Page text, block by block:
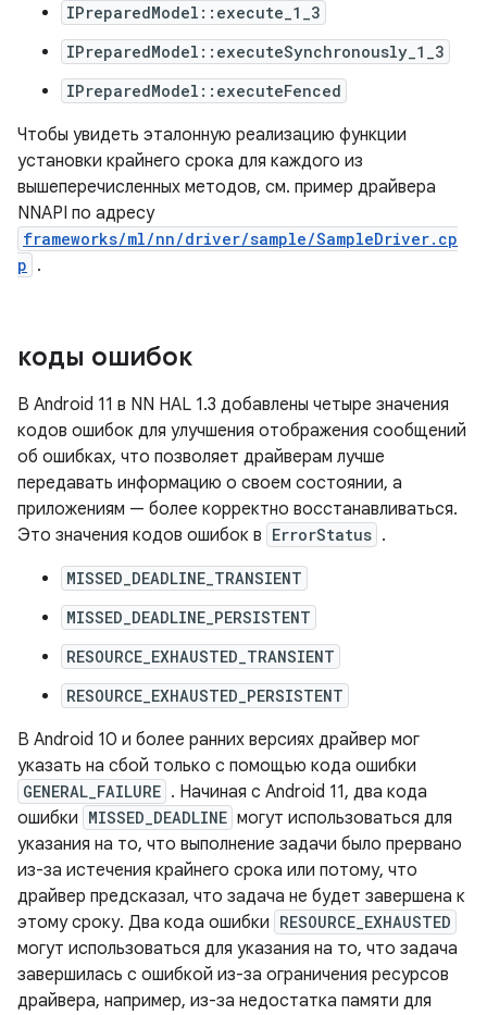
IPreparedModel::execute_1_3
IPreparedModel::executeSynchronously_1_3
IPreparedModel::executeFenced
Чтобы увидеть эталонную реализацию функции
установки крайнего срока для каждого из
вышеперечисленных методов, см. пример драйвера
NNAPI по адресу
frameworks/ml/nn/driver/sample/SampleDriver.cp
p .
коды ошибок
В Android 11 в NN HAL 1.3 добавлены четыре значения
кодов ошибок для улучшения отображения сообщений
об ошибках, что позволяет драйверам лучше
передавать информацию о своем состоянии, а
приложениям — более корректно восстанавливаться.
Это значения кодов ошибок в ErrorStatus .
MISSED_DEADLINE_TRANSIENT
MISSED_DEADLINE_PERSISTENT
RESOURCE_EXHAUSTED_TRANSIENT
RESOURCE_EXHAUSTED_PERSISTENT
В Android 10 и более ранних версиях драйвер мог
указать на сбой только с помощью кода ошибки
GENERAL_FAILURE . Начиная с Android 11, два кода
ошибки MISSED_DEADLINE могут использоваться для
указания на то, что выполнение задачи было прервано
из-за истечения крайнего срока или потому, что
драйвер предсказал, что задача не будет завершена к
этому сроку. Два кода ошибки RESOURCE_EXHAUSTED
могут использоваться для указания на то, что задача
завершилась с ошибкой из-за ограничения ресурсов
драйвера, например, из-за недостатка памяти для